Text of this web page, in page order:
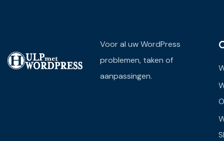
Voor al uw WordPress
problemen, taken of
aanpassingen.